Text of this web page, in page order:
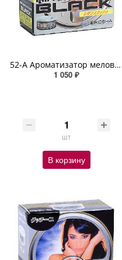
52-А Ароматизатор меловой LEMON SQUASH SPIRIT REFILL
1 050 ₽
шт
В корзину